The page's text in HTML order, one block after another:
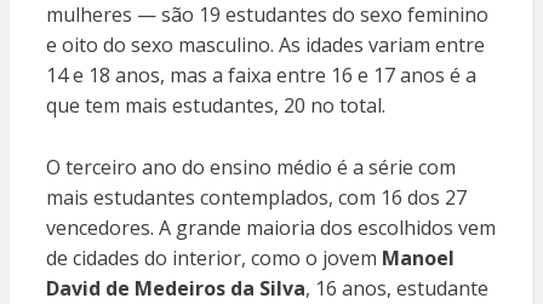
mulheres — são 19 estudantes do sexo feminino
e oito do sexo masculino. As idades variam entre
14 e 18 anos, mas a faixa entre 16 e 17 anos é a
que tem mais estudantes, 20 no total.
O terceiro ano do ensino médio é a série com
mais estudantes contemplados, com 16 dos 27
vencedores. A grande maioria dos escolhidos vem
de cidades do interior, como o jovem Manoel
David de Medeiros da Silva, 16 anos, estudante